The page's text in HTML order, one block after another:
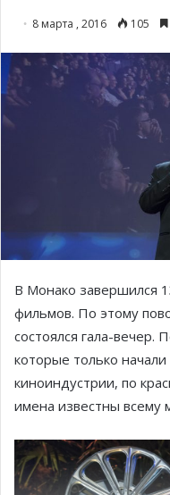
8 марта , 2016 105
В Монако завершился
фильмов. По этому
состоялся гала-вечер.
которые только
киноиндустрии, по
имена известны всему